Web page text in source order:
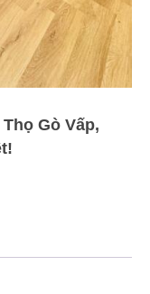
Gò Vấp,